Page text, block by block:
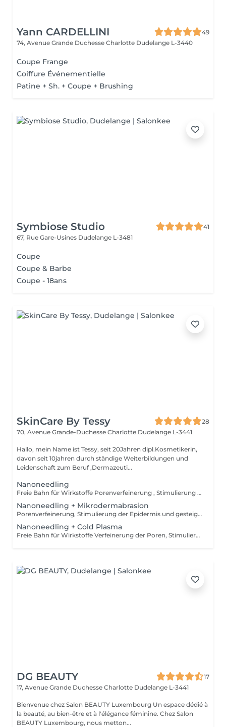
Yann CARDELLINI
49
74, Avenue Grande Duchesse Charlotte Dudelange L-3440
Coupe Frange
Coiffure Événementielle
Patine + Sh. + Coupe + Brushing
Symbiose Studio
41
67, Rue Gare-Usines Dudelange L-3481
Coupe
Coupe & Barbe
Coupe - 18ans
SkinCare By Tessy
28
70, Avenue Grande-Duchesse Charlotte Dudelange L-3441
Hallo, mein Name ist Tessy, seit 20Jahren dipl.Kosmetikerin,
davon seit 10jahren durch ständige Weiterbildungen und
Leidenschaft zum Beruf ,Dermazeuti...
Nanoneedling
Freie Bahn für Wirkstoffe Porenverfeinerung , Stimulierung der Epidermis und gesteigerte Wirkstoffpenetration um bis zu 97 % mit Sofort Effekt und langanhaltender Wirkung. Individuell auf jeden Hauttyp abgestimmt, besteht Nanoneedling nicht aus einer Nadel, sondern ähnlich eines Stempels. - Verbesserung von Trockenheitsfältchen und Elastizität - Reduzierung von Augenschatten und Pigmentflecken - Verfeinerung der Poren, Verbesserung von Hautunreinheiten, Stimulierung der Epidermis - Absolut schmerzfrei, für alle Hauttypen, ohne Nebenwirkungen!
Nanoneedling + Mikrodermabrasion
Porenverfeinerung, Stimulierung der Epidermis und gesteigerte Wirkstoffpenetration um bis zu 97 % mit Sofort Effekt und langanhaltender Wirkung. Individuell auf jeden Hauttyp abgestimmt, besteht Nanoneedling nicht aus einer Nadel, sondern ähnelt eher einem Stempel. Dazu wird abgestorbenes Zellmaterial durch den Diamantschleifer der Mikrodermabrasion abgetragen, somit ist die Haut aufnahmefähiger und Porenrein. -Optimale Vorbereitung der Haut - Verbesserung von Trockenheitsfältchen ,Mimikfalten und Elastizität - Reduzierung von Augenschatten und Pigmentflecken - Verfeinerung der Poren, Verbesserung von Hautunreinheiten, Stimulierung der Epidermis -Optimierung des Hautbildes -Anregung der Zellneubildung
Nanoneedling + Cold Plasma
Freie Bahn für Wirkstoffe Verfeinerung der Poren, Stimulierung der Epidermis und gesteigerte Wirkstoffpenetration um bis zu 97 % mit Sofort Effekt und langanhaltender Wirkung. Individuell auf jeden Hauttyp abgestimmt, besteht Nanoneedling nicht aus einer Nadel, sondern ähnlich eines Stempels. Cold Plasma verstärkt die Behandlung indem es individuell für jeden Hauttyp ( Normal, Trocken, Fettig ,Mischhaut) und Hautzustand (Unreinheiten, Akne, Entzündete Gefäßlabile Haut wie Couperose oder Rosacea, Elastizitätsverlust..)einsetzbar ist. - Verbesserung von Trockenheitsfältchen und Elastizität - Reduzierung von Augenschatten und Pigmentflecken - Verfeinerung der Poren, Verbesserung von Hautunreinheiten, Stimulierung der Epidermis - Absolut schmerzfrei, für alle Hauttypen, ohne Nebenwirkungen! -99,9% Bakterien und Keimabtötend, vollständige Reinigung der Haut -Beschleunigung der Wundheilung, Zellmigration und Teilung -Sauerstoffanreicherung, Gefäßstärkend und Förderung der Mikrozirkulation -Hautverjüngung
DG BEAUTY
17
17, Avenue Grande Duchesse Charlotte Dudelange L-3441
Bienvenue chez Salon BEAUTY Luxembourg Un espace dédié à
la beauté, au bien-être et à l'élégance féminine. Chez Salon
BEAUTY Luxembourg, nous metton...